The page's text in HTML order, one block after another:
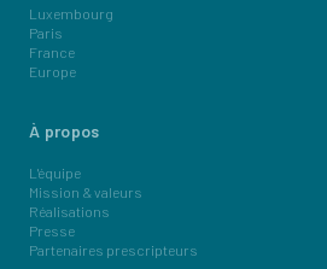
Luxembourg
Paris
France
Europe
À propos
L'équipe
Mission & valeurs
Réalisations
Presse
Partenaires prescripteurs